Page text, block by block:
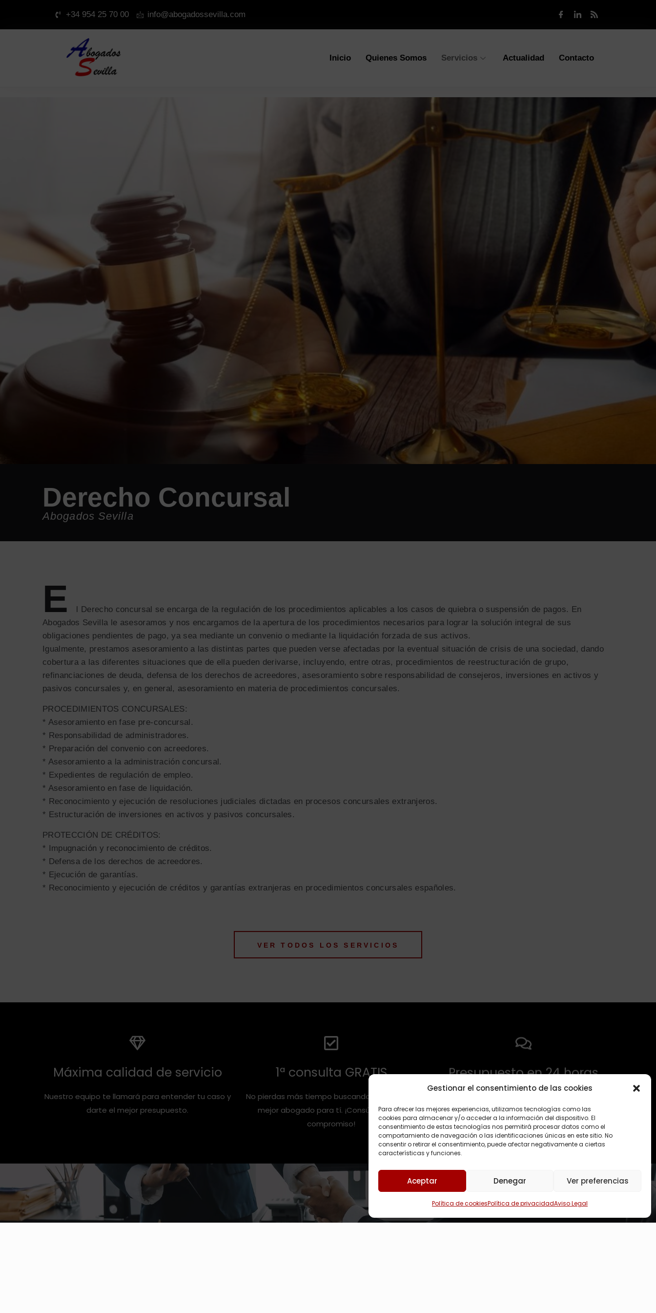
Gestionar el consentimiento de las cookies
Para ofrecer las mejores experiencias, utilizamos tecnologías como las
cookies para almacenar y/o acceder a la información del dispositivo. El
consentimiento de estas tecnologías nos permitirá procesar datos como el
comportamiento de navegación o las identificaciones únicas en este sitio. No
consentir o retirar el consentimiento, puede afectar negativamente a ciertas
características y funciones.
Aceptar Denegar Ver preferencias
Política de cookiesPolítica de privacidadAviso Legal
+34 954 25 70 00 info@abogadossevilla.com
Inicio Quienes Somos Servicios Actualidad Contacto
Derecho Concursal
Abogados Sevilla
E
l Derecho concursal se encarga de la regulación de los procedimientos aplicables a los casos de quiebra o suspensión de pagos. En
Abogados Sevilla le asesoramos y nos encargamos de la apertura de los procedimientos necesarios para lograr la solución integral de sus
obligaciones pendientes de pago, ya sea mediante un convenio o mediante la liquidación forzada de sus activos.
Igualmente, prestamos asesoramiento a las distintas partes que pueden verse afectadas por la eventual situación de crisis de una sociedad, dando
cobertura a las diferentes situaciones que de ella pueden derivarse, incluyendo, entre otras, procedimientos de reestructuración de grupo,
refinanciaciones de deuda, defensa de los derechos de acreedores, asesoramiento sobre responsabilidad de consejeros, inversiones en activos y
pasivos concursales y, en general, asesoramiento en materia de procedimientos concursales.
PROCEDIMIENTOS CONCURSALES:
* Asesoramiento en fase pre-concursal.
* Responsabilidad de administradores.
* Preparación del convenio con acreedores.
* Asesoramiento a la administración concursal.
* Expedientes de regulación de empleo.
* Asesoramiento en fase de liquidación.
* Reconocimiento y ejecución de resoluciones judiciales dictadas en procesos concursales extranjeros.
* Estructuración de inversiones en activos y pasivos concursales.
PROTECCIÓN DE CRÉDITOS:
* Impugnación y reconocimiento de créditos.
* Defensa de los derechos de acreedores.
* Ejecución de garantías.
* Reconocimiento y ejecución de créditos y garantías extranjeras en procedimientos concursales españoles.
VER TODOS LOS SERVICIOS
Máxima calidad de servicio
Nuestro equipo te llamará para entender tu caso y
darte el mejor presupuesto.
1ª consulta GRATIS
No pierdas más tiempo buscando. Tenemos el
mejor abogado para tí. ¡Consúltanos sin
compromiso!
Presupuesto en 24 horas
aseguramos una respuesta muy rápida.